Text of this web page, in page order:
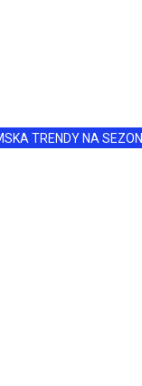
TRENDY NA SEZON